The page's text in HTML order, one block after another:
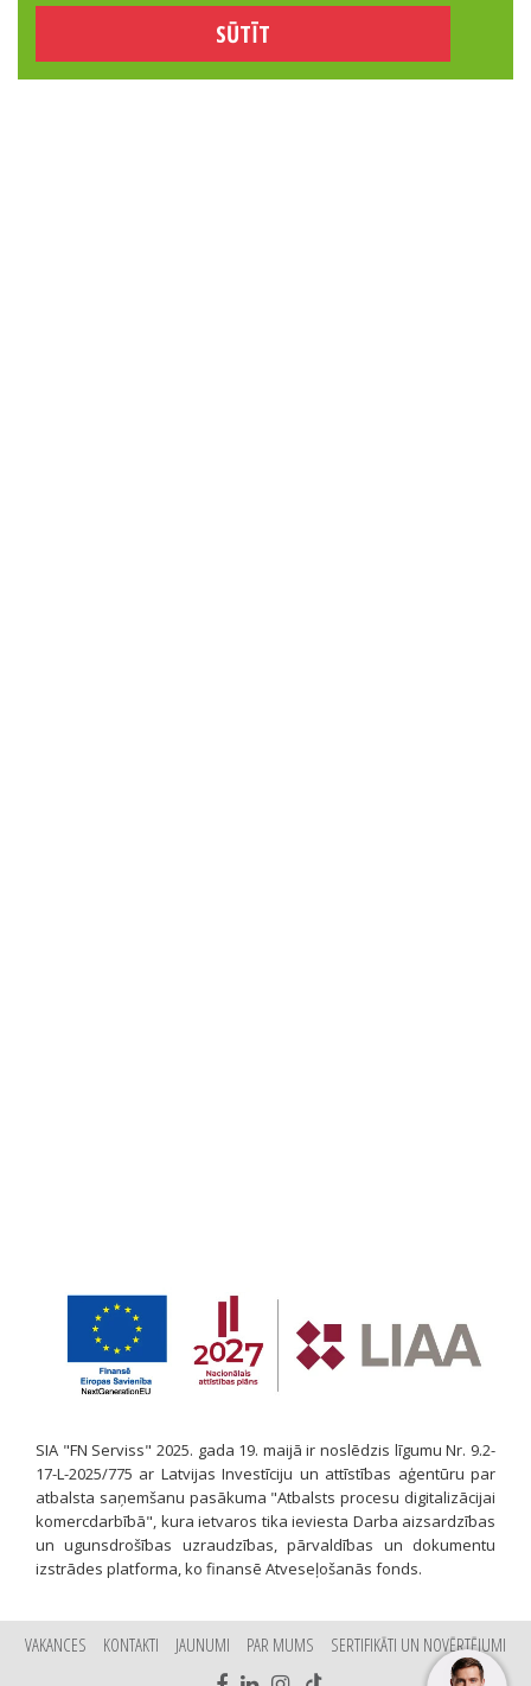
SIA "FN Serviss" 2025. gada 19. maijā ir noslēdzis līgumu Nr. 9.2-
17-L-2025/775 ar Latvijas Investīciju un attīstības aģentūru par
atbalsta saņemšanu pasākuma "Atbalsts procesu digitalizācijai
komercdarbībā", kura ietvaros tika ieviesta Darba aizsardzības
un ugunsdrošības uzraudzības, pārvaldības un dokumentu
izstrādes platforma, ko finansē Atveseļošanās fonds.
VAKANCES KONTAKTI JAUNUMI PAR MUMS SERTIFIKĀTI UN NOVĒRTĒJUMI